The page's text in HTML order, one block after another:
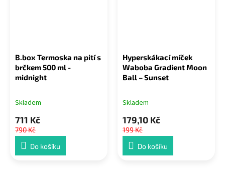
B.box Termoska na pití s
brčkem 500 ml -
midnight
Skladem
711 Kč
790 Kč
Do košíku
Hyperskákací míček
Waboba Gradient Moon
Ball – Sunset
Skladem
179,10 Kč
199 Kč
Do košíku